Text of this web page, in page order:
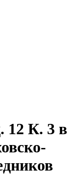
12 К. 3 в